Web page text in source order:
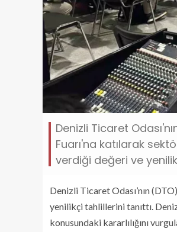
Denizli Ticaret
Fuarı'na katılarak
verdiği değeri ve
Denizli Ticaret Odası’nın
yenilikçi tahlillerini tanıttı.
konusundaki kararlılığını